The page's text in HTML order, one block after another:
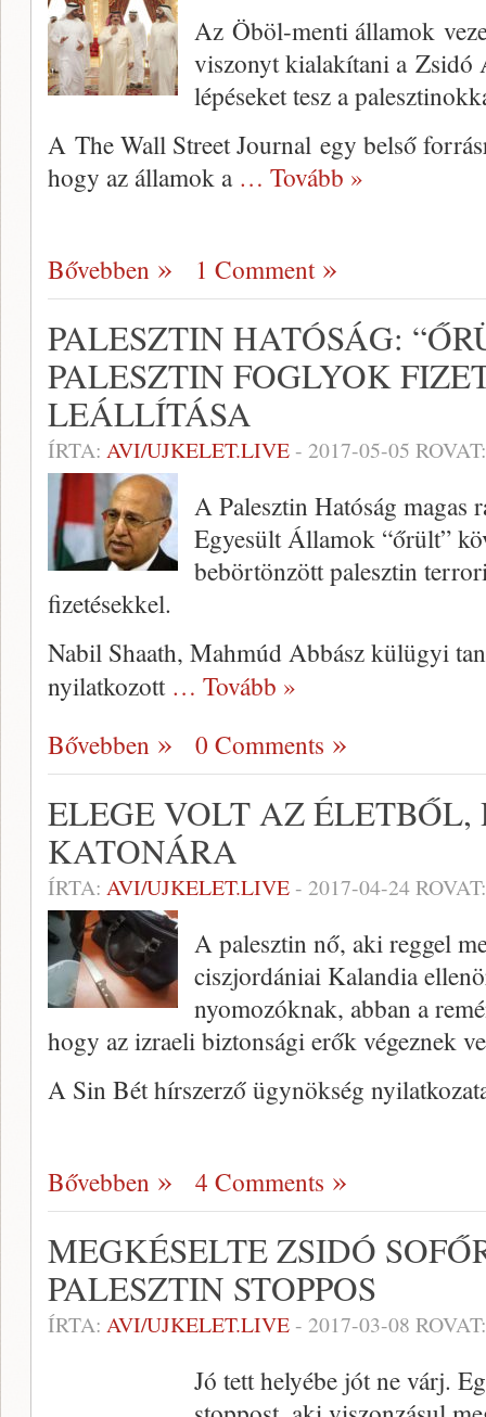
Az Öböl-menti államok
viszonyt kialakítani a Zsidó
lépéseket tesz a
A The Wall Street Journal egy belső
hogy az államok a … Tovább »
Bővebben 1 Comment
PALESZTIN HATÓSÁG:
PALESZTIN FOGLYOK
LEÁLLÍTÁSA
ÍRTA: AVI/UJKELET.LIVE- 2017-05-05
A Palesztin Hatóság magas
Egyesült Államok “őrült”
bebörtönzött palesztin
fizetésekkel.
Nabil Shaath, Mahmúd Abbász külügyi
nyilatkozott … Tovább »
Bővebben
0 Comments
ELEGE VOLT AZ
KATONÁRA
ÍRTA: AVI/UJKELET.LIVE- 2017-04-24
A palesztin nő, aki reggel
ciszjordániai Kalandia
nyomozóknak, abban a
hogy az izraeli biztonsági erők végeznek
A Sin Bét hírszerző ügynökség
Bővebben 4 Comments
MEGKÉSELTE ZSIDÓ
PALESZTIN STOPPOS
ÍRTA: AVI/UJKELET.LIVE- 2017-03-08
Jó tett helyébe jót ne várj.